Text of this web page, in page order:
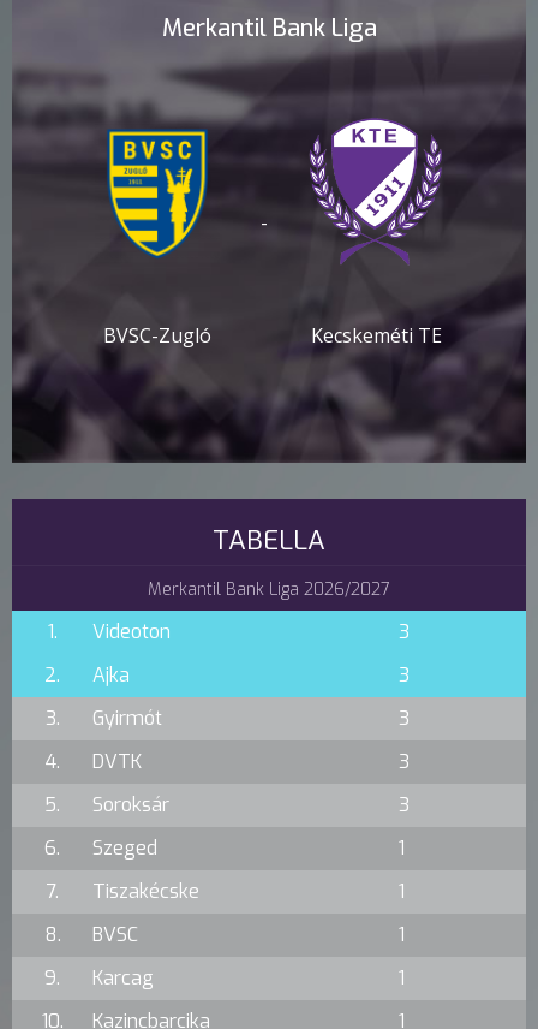
Merkantil Bank Liga
BVSC-Zugló
-
Kecskeméti TE
TABELLA
Merkantil Bank Liga 2026/2027
1. Videoton
3
2.
Ajka
3
3.
Gyirmót
3
4.
DVTK
3
5.
Soroksár
3
6.
Szeged
1
7.
Tiszakécske
1
8.
BVSC
1
9.
Karcag
1
10.
Kazincbarcika 1